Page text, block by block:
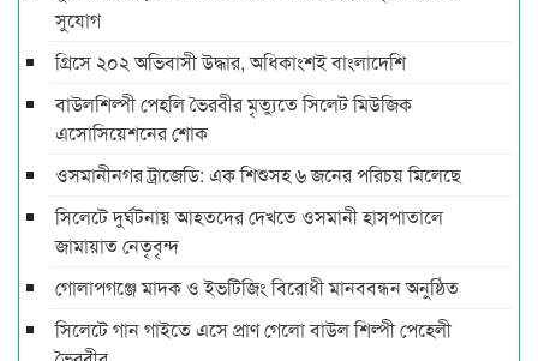
সুযোগ
গ্রিসে ২০২ অভিবাসী উদ্ধার, অধিকাংশই বাংলাদেশি
বাউলশিল্পী পেহলি ভৈরবীর মৃত্যুতে সিলেট মিউজিক
এসোসিয়েশনের শোক
ওসমানীনগর ট্রাজেডি: এক শিশুসহ ৬ জনের পরিচয় মিলেছে
সিলেটে দুর্ঘটনায় আহতদের দেখতে ওসমানী হাসপাতালে
জামায়াত নেতৃবৃন্দ
গোলাপগঞ্জে মাদক ও ইভটিজিং বিরোধী মানববন্ধন অনুষ্ঠিত
সিলেটে গান গাইতে এসে প্রাণ গেলো বাউল শিল্পী পেহেলী